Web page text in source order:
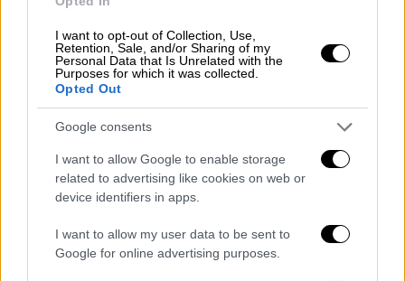
I want to opt-out of Collection, Use,
Retention, Sale, and/or Sharing of my
Personal Data that Is Unrelated with the
Purposes for which it was collected.
Opted Out
Google consents
I want to allow Google to enable storage
related to advertising like cookies on web or
device identifiers in apps.
I want to allow my user data to be sent to
Google for online advertising purposes.
και πάλι σε ετοιμότητα αποκρούοντας
εντυπωσιακά.
Στο δεύτερο ημίχρονο ο ΠΑΟΚ άρχισε και
πάλι απειλητικά καθώς στο 49' ο Μπράντον
Τόμας έκανε προβολή από καλή θέση αλλά ο
Κουέστα απέκρουσε σε κόρνερ. Αντί όμως
να σκοράρει ο Δικέφαλος, δύο λεπτά
αργότερα (51') βρέθηκε με την πλάτη στον
πέναλτι σε μονομαχία του Εμπακατά με τον
Κουλιεράκη.